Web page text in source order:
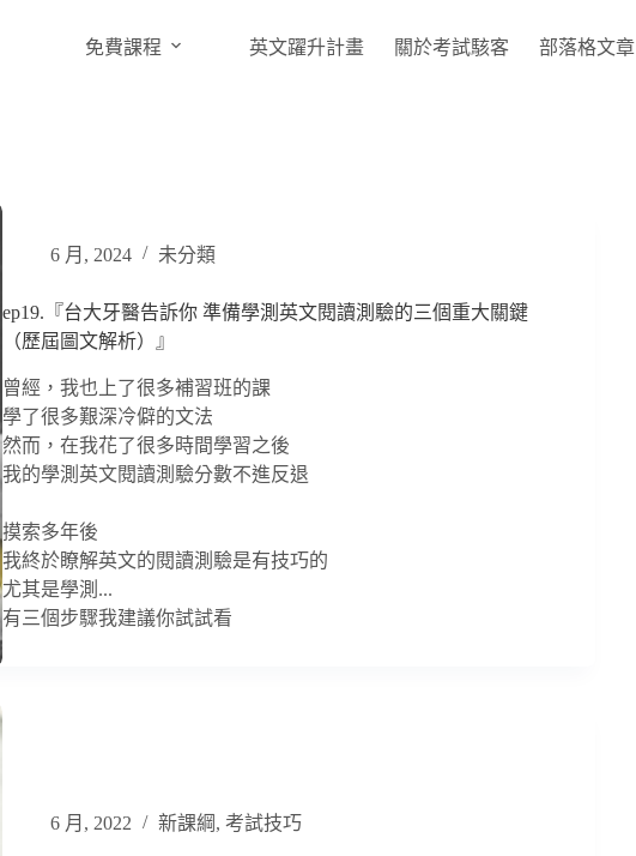
免費課程 英文躍升計畫 關於考試駭客 部落格文章
6 月, 2024 未分類
ep19.『台大牙醫告訴你 準備學測英文閱讀測驗的三個重大關鍵
（歷屆圖文解析）』
曾經，我也上了很多補習班的課
學了很多艱深冷僻的文法
然而，在我花了很多時間學習之後
我的學測英文閱讀測驗分數不進反退
摸索多年後
我終於瞭解英文的閱讀測驗是有技巧的
尤其是學測...
有三個步驟我建議你試試看
6 月, 2022 新課綱, 考試技巧